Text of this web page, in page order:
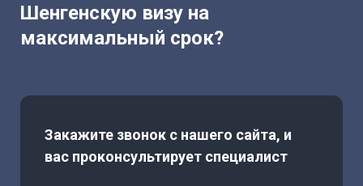
Шенгенскую визу на
максимальный срок?
Закажите звонок с нашего сайта, и
вас проконсультирует специалист